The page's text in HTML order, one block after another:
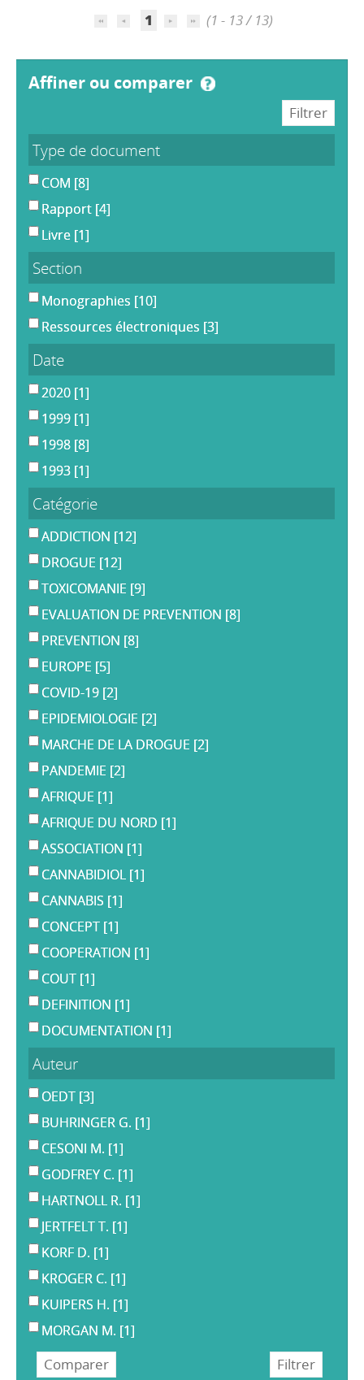
1 (1 - 13 / 13)
affiner ou comparer
Type de document
COM [8]
Rapport [4]
Livre [1]
Section
Monographies [10]
Ressources électroniques [3]
Date
2020 [1]
1999 [1]
1998 [8]
1993 [1]
Catégorie
ADDICTION [12]
DROGUE [12]
TOXICOMANIE [9]
EVALUATION DE PREVENTION [8]
PREVENTION [8]
EUROPE [5]
COVID-19 [2]
EPIDEMIOLOGIE [2]
MARCHE DE LA DROGUE [2]
PANDEMIE [2]
AFRIQUE [1]
AFRIQUE DU NORD [1]
ASSOCIATION [1]
CANNABIDIOL [1]
CANNABIS [1]
CONCEPT [1]
COOPERATION [1]
COUT [1]
DEFINITION [1]
DOCUMENTATION [1]
Auteur
OEDT [3]
BUHRINGER G. [1]
CESONI M. [1]
GODFREY C. [1]
HARTNOLL R. [1]
JERTFELT T. [1]
KORF D. [1]
KROGER C. [1]
KUIPERS H. [1]
MORGAN M. [1]